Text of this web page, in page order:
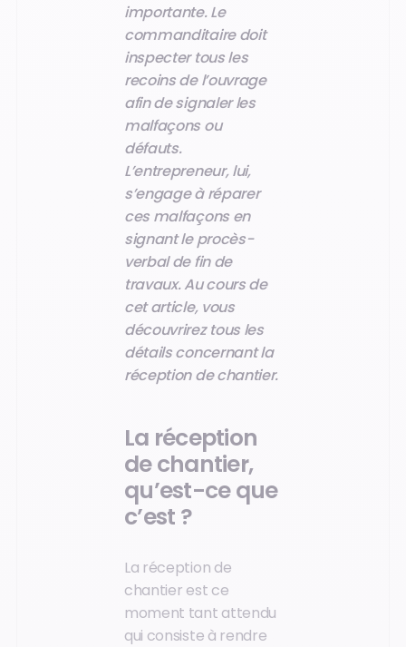
importante. Le
commanditaire doit
inspecter tous les
recoins de l’ouvrage
afin de signaler les
malfaçons ou
défauts.
L’entrepreneur, lui,
s’engage à réparer
ces malfaçons en
signant le procès-
verbal de fin de
travaux. Au cours de
cet article, vous
découvrirez tous les
détails concernant la
réception de chantier.
La réception
de chantier,
qu’est-ce que
c’est ?
La réception de
chantier est ce
moment tant attendu
qui consiste à rendre